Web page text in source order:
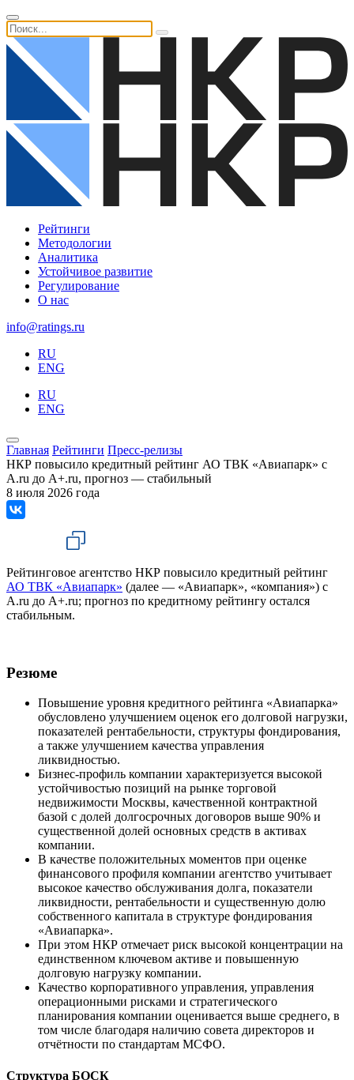
Рейтинги
Методологии
Аналитика
Устойчивое развитие
Регулирование
О нас
info@ratings.ru
RU
ENG
RU
ENG
Главная Рейтинги Пресс-релизы
НКР повысило кредитный рейтинг АО ТВК «Авиапарк» с
A.ru до A+.ru, прогноз — стабильный
8 июля 2026 года
Рейтинговое агентство НКР повысило кредитный рейтинг
АО ТВК «Авиапарк» (далее — «Авиапарк», «компания») с
A.ru до A+.ru; прогноз по кредитному рейтингу остался
стабильным.
Резюме
Повышение уровня кредитного рейтинга «Авиапарка»
обусловлено улучшением оценок его долговой нагрузки,
показателей рентабельности, структуры фондирования,
а также улучшением качества управления
ликвидностью.
Бизнес-профиль компании характеризуется высокой
устойчивостью позиций на рынке торговой
недвижимости Москвы, качественной контрактной
базой с долей долгосрочных договоров выше 90% и
существенной долей основных средств в активах
компании.
В качестве положительных моментов при оценке
финансового профиля компании агентство учитывает
высокое качество обслуживания долга, показатели
ликвидности, рентабельности и существенную долю
собственного капитала в структуре фондирования
«Авиапарка».
При этом НКР отмечает риск высокой концентрации на
единственном ключевом активе и повышенную
долговую нагрузку компании.
Качество корпоративного управления, управления
операционными рисками и стратегического
планирования компании оценивается выше среднего, в
том числе благодаря наличию совета директоров и
отчётности по стандартам МСФО.
Структура БОСК